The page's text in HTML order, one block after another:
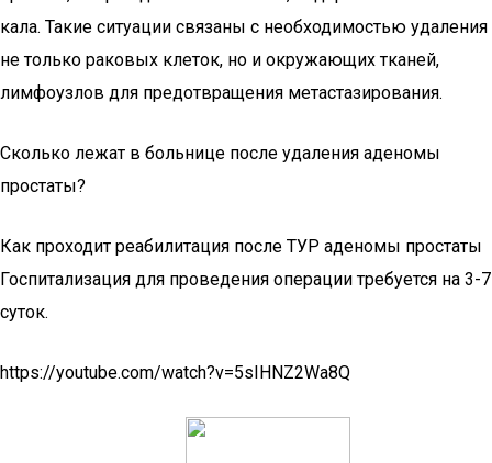
кала. Такие ситуации связаны с необходимостью удаления
не только раковых клеток, но и окружающих тканей,
лимфоузлов для предотвращения метастазирования.
Сколько лежат в больнице после удаления аденомы
простаты?
Как проходит реабилитация после ТУР аденомы простаты
Госпитализация для проведения операции требуется на 3-7
суток.
https://youtube.com/watch?v=5sIHNZ2Wa8Q